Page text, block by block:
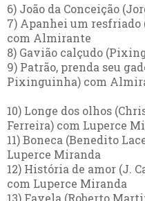
6) João da Conceição
7) Apanhei um resfriado
com Almirante
8) Gavião calçudo
9) Patrão, prenda seu
Pixinguinha) com
10) Longe dos olhos
Ferreira) com Luperce
11) Boneca (Benedito
Luperce Miranda
12) História de amor (J.
com Luperce Miranda
13) Favela (Roberto